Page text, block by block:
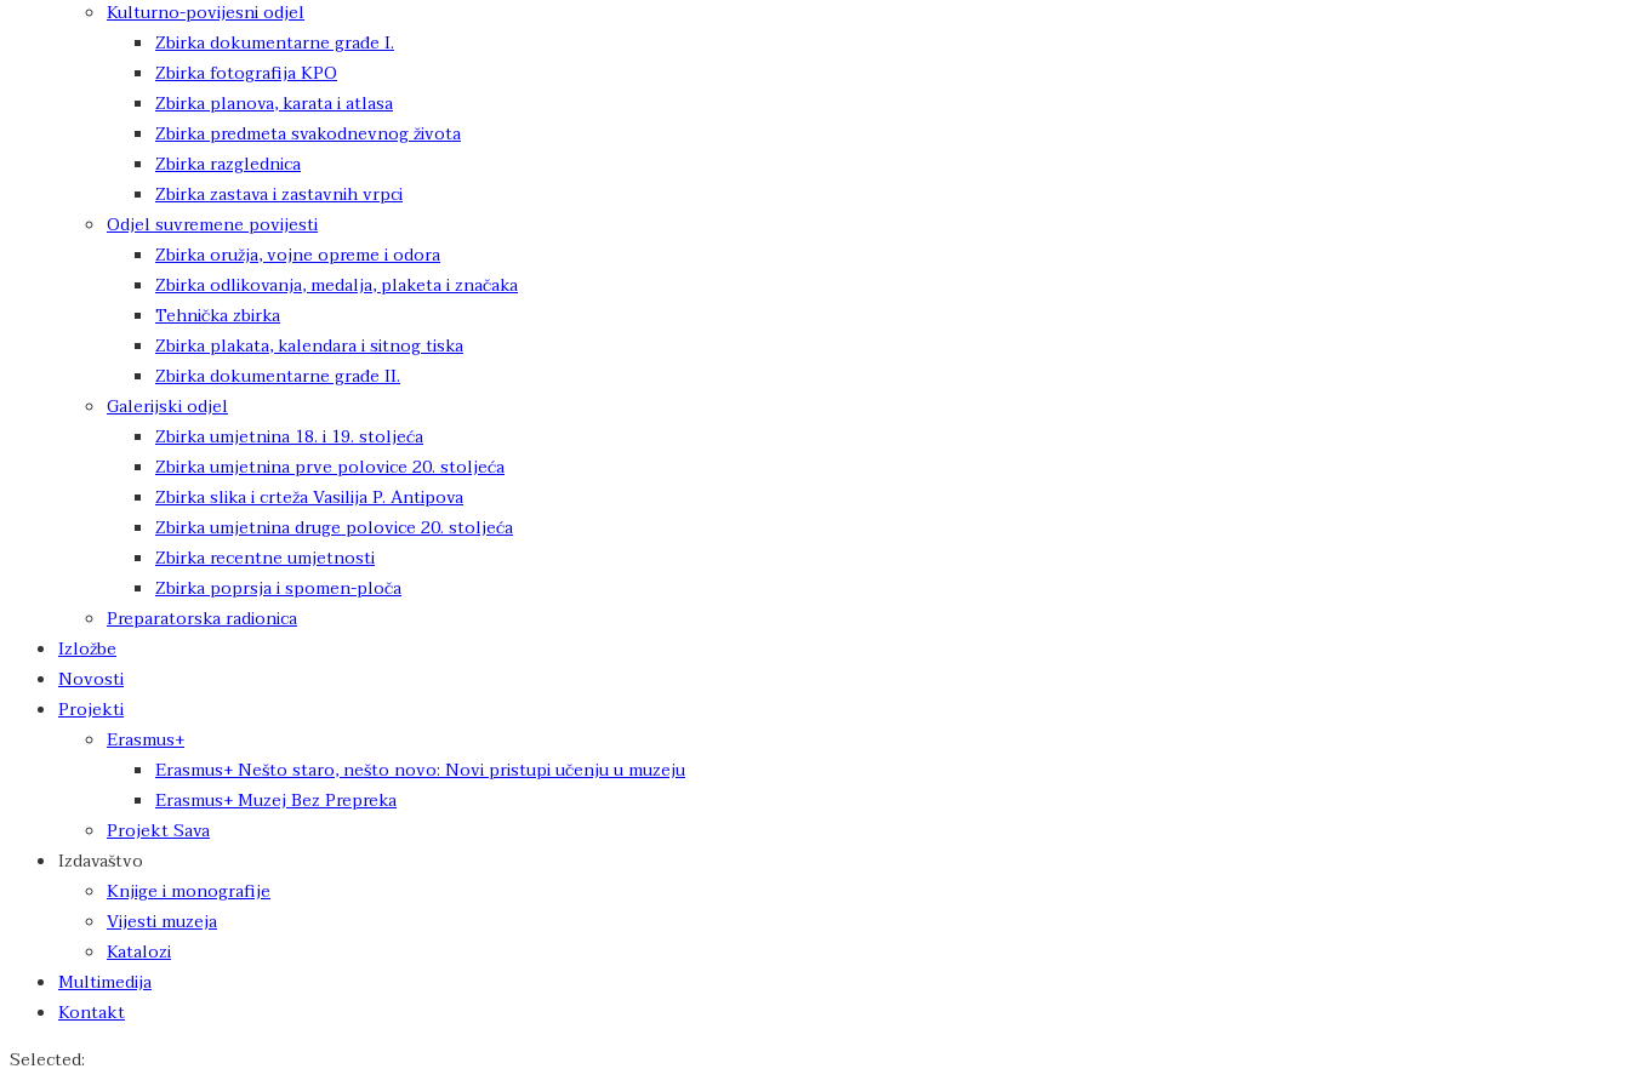
Kulturno-povijesni odjel
Zbirka dokumentarne građe I.
Zbirka fotografija KPO
Zbirka planova, karata i atlasa
Zbirka predmeta svakodnevnog života
Zbirka razglednica
Zbirka zastava i zastavnih vrpci
Odjel suvremene povijesti
Zbirka oružja, vojne opreme i odora
Zbirka odlikovanja, medalja, plaketa i značaka
Tehnička zbirka
Zbirka plakata, kalendara i sitnog tiska
Zbirka dokumentarne građe II.
Galerijski odjel
Zbirka umjetnina 18. i 19. stoljeća
Zbirka umjetnina prve polovice 20. stoljeća
Zbirka slika i crteža Vasilija P. Antipova
Zbirka umjetnina druge polovice 20. stoljeća
Zbirka recentne umjetnosti
Zbirka poprsja i spomen-ploča
Preparatorska radionica
Izložbe
Novosti
Projekti
Erasmus+
Erasmus+ Nešto staro, nešto novo: Novi pristupi učenju u muzeju
Erasmus+ Muzej Bez Prepreka
Projekt Sava
Izdavaštvo
Knjige i monografije
Vijesti muzeja
Katalozi
Multimedija
Kontakt
Selected: